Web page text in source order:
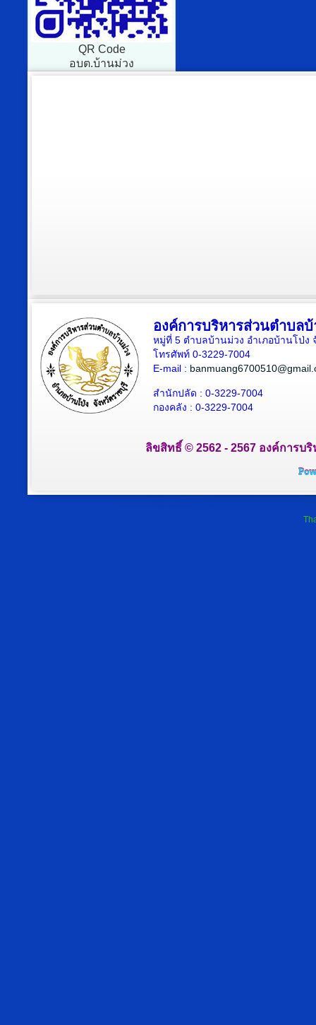
QR Code
อบต.บ้านม่วง
องค์การบริหารส่วนตำบล
หมู่ที่ 5 ตำบลบ้านม่วง อำเภอบ้านโป่ง
โทรศัพท์ 0-3229-7004
E-mail :
สำนักปลัด : 0-3229-7004
กองคลัง : 0-3229-7004
ลิขสิทธิ์ © 2562 - 2567 องค์การบ